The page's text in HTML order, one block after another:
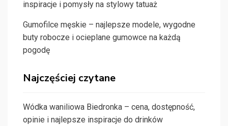
inspiracje i pomysły na stylowy tatuaż
Gumofilce męskie – najlepsze modele, wygodne
buty robocze i ocieplane gumowce na każdą
pogodę
Najczęściej czytane
Wódka waniliowa Biedronka – cena, dostępność,
opinie i najlepsze inspiracje do drinków